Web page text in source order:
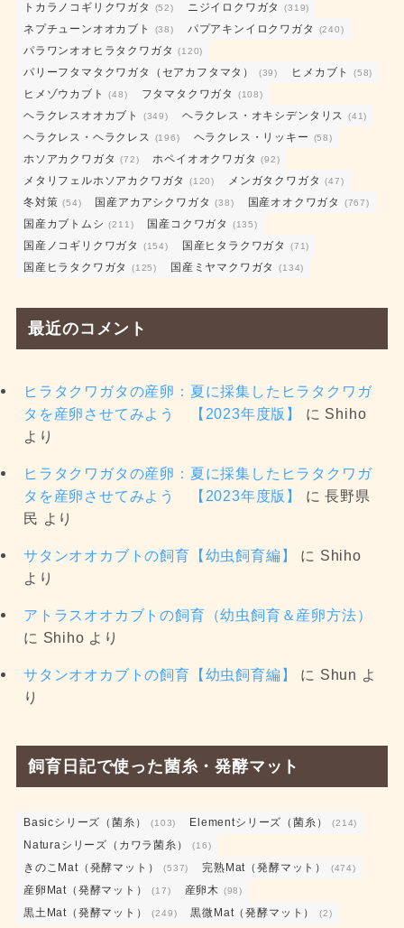
トカラノコギリクワガタ (52) ニジイロクワガタ (319)
ネプチューンオオカブト (38) パプアキンイロクワガタ (240)
パラワンオオヒラタクワガタ (120)
パリーフタマタクワガタ（セアカフタマタ） (39) ヒメカブト (58)
ヒメゾウカブト (48) フタマタクワガタ (108)
ヘラクレスオオカブト (349) ヘラクレス・オキシデンタリス (41)
ヘラクレス・ヘラクレス (196) ヘラクレス・リッキー (58)
ホソアカクワガタ (72) ホペイオオクワガタ (92)
メタリフェルホソアカクワガタ (120) メンガタクワガタ (47)
冬対策 (54) 国産アカアシクワガタ (38) 国産オオクワガタ (767)
国産カブトムシ (211) 国産コクワガタ (135)
国産ノコギリクワガタ (154) 国産ヒタラクワガタ (71)
国産ヒラタクワガタ (125) 国産ミヤマクワガタ (134)
最近のコメント
ヒラタクワガタの産卵：夏に採集したヒラタクワガ
タを産卵させてみよう 【2023年度版】
に Shiho
より
ヒラタクワガタの産卵：夏に採集したヒラタクワガ
タを産卵させてみよう 【2023年度版】
に長野県
民 より
サタンオオカブトの飼育【幼虫飼育編】 に Shiho
より
アトラスオオカブトの飼育（幼虫飼育＆産卵方法）
に Shiho より
サタンオオカブトの飼育【幼虫飼育編】 に Shun よ
り
飼育日記で使った菌糸・発酵マット
Basicシリーズ（菌糸） (103) Elementシリーズ（菌糸） (214)
Naturaシリーズ（カワラ菌糸） (16)
きのこMat（発酵マット） (537) 完熟Mat（発酵マット） (474)
産卵Mat（発酵マット） (17) 産卵木 (98)
黒土Mat（発酵マット） (249) 黒微Mat（発酵マット） (2)